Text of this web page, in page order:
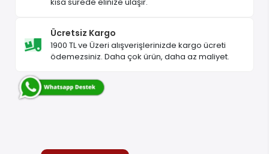
kısa sürede elinize ulaşır.
Ücretsiz Kargo
1900 TL ve Üzeri alışverişlerinizde kargo ücreti
ödemezsiniz. Daha çok ürün, daha az maliyet.